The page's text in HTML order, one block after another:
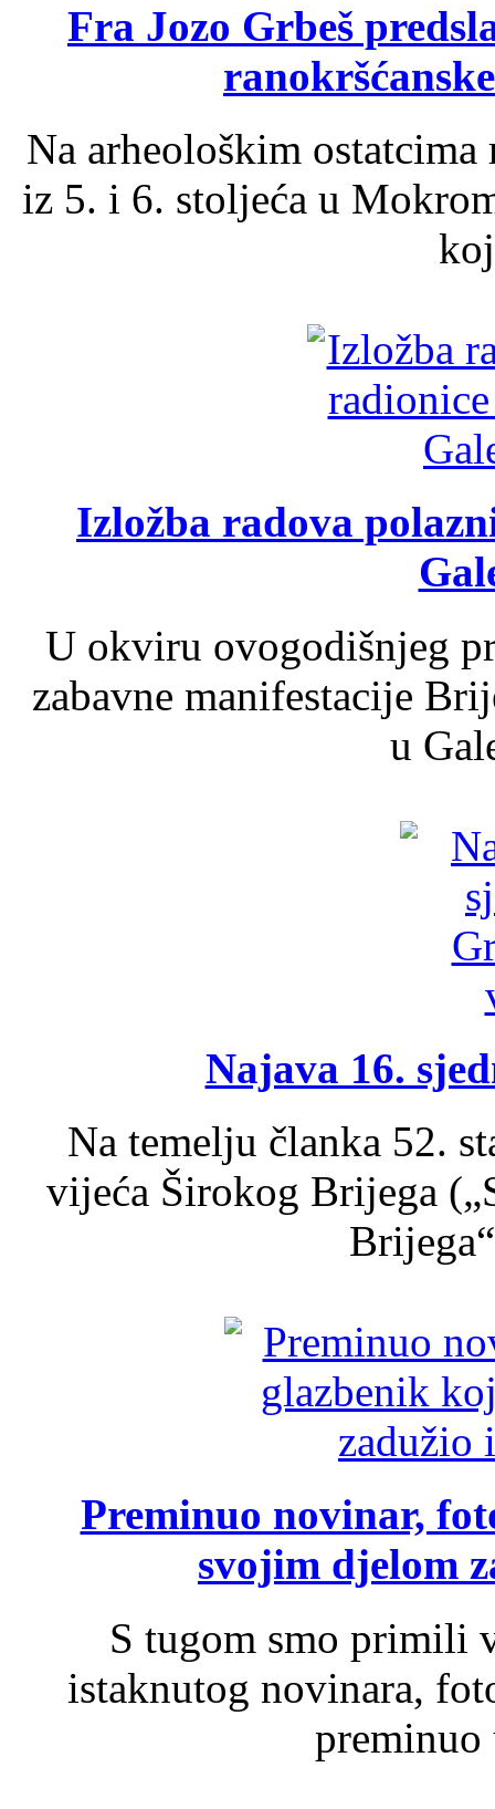
Fra Jozo Grbeš
Na arheološkim
iz 5. i 6. stoljeća u
Izložba radova
U okviru ovogodišnjeg
zabavne manifestacije
u
Najava 16.
Na temelju članka 52.
vijeća Širokog Brijega
Preminuo novinar,
svojim djelom
S tugom smo primili
istaknutog novinara,